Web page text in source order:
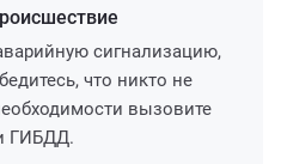
сигнализацию,
что никто не
вызовите
ГИБДД.